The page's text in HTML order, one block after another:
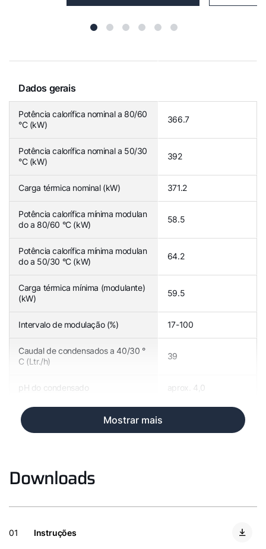
Dados gerais
Potência calorífica nominal a 80/60
°C (kW)
366.7
Potência calorífica nominal a 50/30
°C (kW)
392
Carga térmica nominal (kW) 371.2
Potência calorífica mínima modulan
do a 80/60 °C (kW)
58.5
Potência calorífica mínima modulan
do a 50/30 °C (kW)
64.2
Carga térmica mínima (modulante)
(kW)
59.5
Intervalo de modulação (%) 17-100
Caudal de condensados a 40/30 °
C (Ltr./h)
39
pH do condensado aprox. 4,0
Mostrar mais
Downloads
01 Instruções